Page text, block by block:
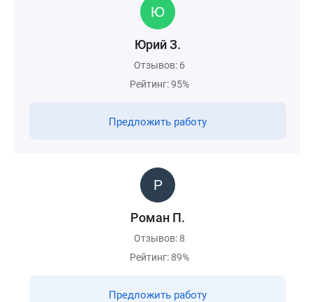
Юрий З.
Отзывов: 6
Рейтинг: 95%
Предложить работу
Роман П.
Отзывов: 8
Рейтинг: 89%
Предложить работу